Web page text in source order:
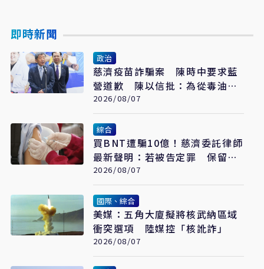
即時新聞
政治
慈濟疫苗詐騙案 陳時中要求藍
營道歉 陳以信批：為從毒油案
脫身
2026/08/07
綜合
買BNT遭騙10億！慈濟委託律師
最新聲明：若被告定罪 保留民
事請求賠償
2026/08/07
國際、綜合
美媒：五角大廈擬將核武納區域
衝突選項 陸媒控「核訛詐」
2026/08/07